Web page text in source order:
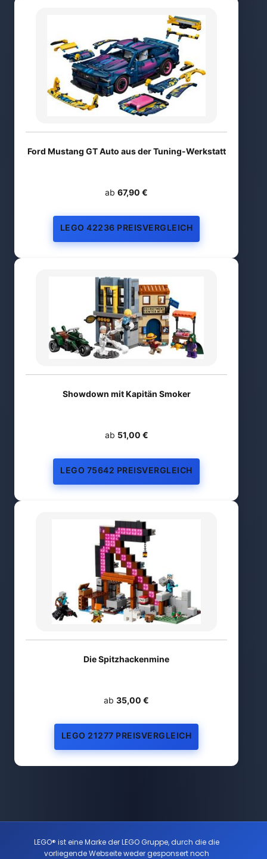
Ford Mustang GT Auto aus der Tuning-Werkstatt
ab 67,90 €
LEGO 42236 PREISVERGLEICH
Showdown mit Kapitän Smoker
ab 51,00 €
LEGO 75642 PREISVERGLEICH
Die Spitzhackenmine
ab 35,00 €
LEGO 21277 PREISVERGLEICH
LEGO® ist eine Marke der LEGO Gruppe, durch die die
vorliegende Webseite weder gesponsert noch